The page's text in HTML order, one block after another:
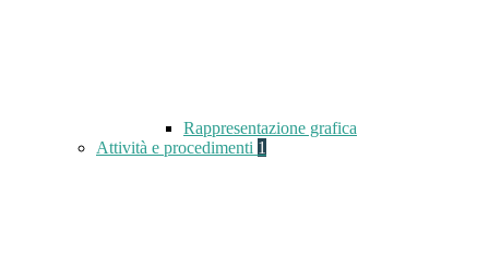
Rappresentazione grafica
Attività e procedimenti 1